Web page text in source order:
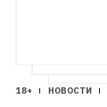
18+ НОВОСТИ